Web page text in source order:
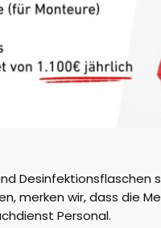
Desinfektionsflaschen
merken wir, dass die
Personal.